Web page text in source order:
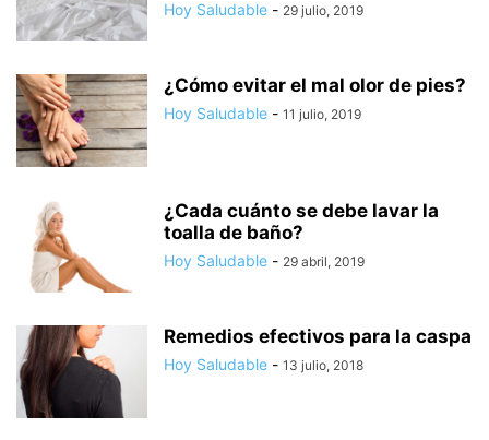
Hoy Saludable - 29 julio, 2019
¿Cómo evitar el mal olor de pies?
Hoy Saludable - 11 julio, 2019
¿Cada cuánto se debe lavar la
toalla de baño?
Hoy Saludable - 29 abril, 2019
Remedios efectivos para la caspa
Hoy Saludable - 13 julio, 2018